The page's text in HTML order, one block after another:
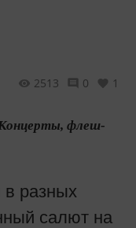
2513 0 1
Концерты, флеш-
разных
салют на